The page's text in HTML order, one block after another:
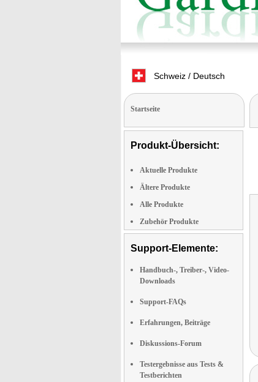
Schweiz / Deutsch
Startseite
Produkt-Übersicht:
Aktuelle Produkte
Ältere Produkte
Alle Produkte
Zubehör Produkte
Support-Elemente:
Handbuch-, Treiber-, Video-
Downloads
Support-FAQs
Erfahrungen, Beiträge
Diskussions-Forum
Testergebnisse aus Tests &
Testberichten